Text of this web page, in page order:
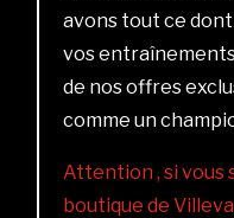
avons tout ce
vos
de nos offres
comme un
Attention , si vous
boutique de